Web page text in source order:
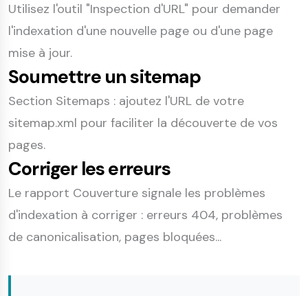
Utilisez l'outil "Inspection d'URL" pour demander
l'indexation d'une nouvelle page ou d'une page
mise à jour.
Soumettre un sitemap
Section Sitemaps : ajoutez l'URL de votre
sitemap.xml pour faciliter la découverte de vos
pages.
Corriger les erreurs
Le rapport Couverture signale les problèmes
d'indexation à corriger : erreurs 404, problèmes
de canonicalisation, pages bloquées...